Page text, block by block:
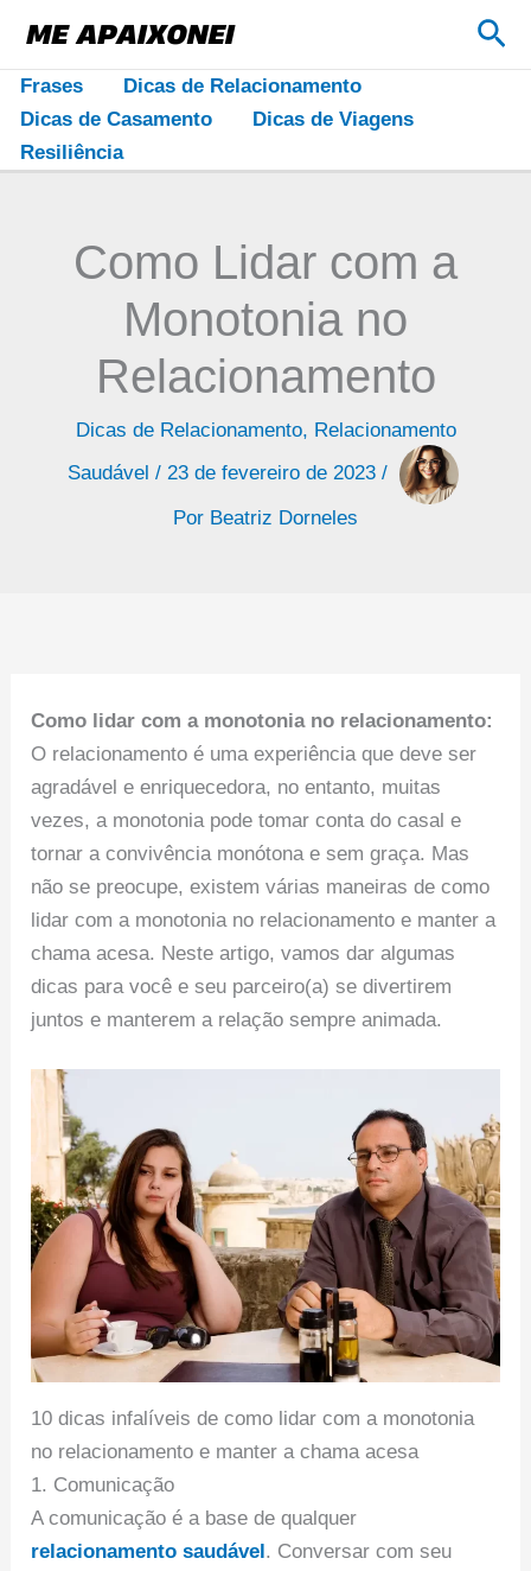
para
conteúdo
Frases
Dicas de Relacionamento
Dicas de Casamento
Dicas de Viagens
Resiliência
Como Lidar com a
Monotonia no
Relacionamento
Dicas de Relacionamento, Relacionamento
Saudável / 23 de fevereiro de 2023 /
Por Beatriz Dorneles
Como lidar com a monotonia no relacionamento:
O relacionamento é uma experiência que deve ser
agradável e enriquecedora, no entanto, muitas
vezes, a monotonia pode tomar conta do casal e
tornar a convivência monótona e sem graça. Mas
não se preocupe, existem várias maneiras de como
lidar com a monotonia no relacionamento e manter a
chama acesa. Neste artigo, vamos dar algumas
dicas para você e seu parceiro(a) se divertirem
juntos e manterem a relação sempre animada.
10 dicas infalíveis de como lidar com a monotonia
no relacionamento e manter a chama acesa
1. Comunicação
A comunicação é a base de qualquer
relacionamento saudável. Conversar com seu